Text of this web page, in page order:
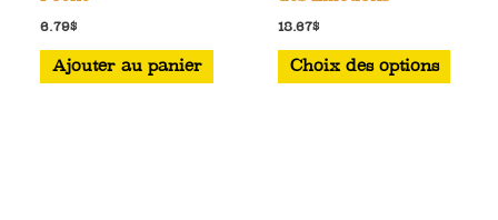
6.79$
Ajouter au panier
18.67$
Choix des options
Ce